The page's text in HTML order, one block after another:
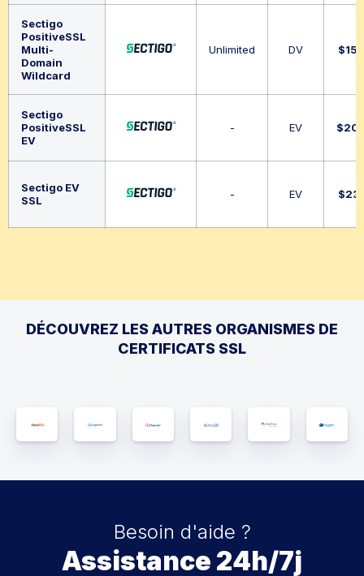
Sectigo
PositiveSSL
Multi-
Domain
Wildcard
Unlimited DV $
Sectigo
PositiveSSL
EV
- EV $
Sectigo EV
SSL
- EV $
DÉCOUVREZ LES AUTRES ORGANISMES DE
CERTIFICATS SSL
Besoin d'aide ?
Assistance 24h/7j